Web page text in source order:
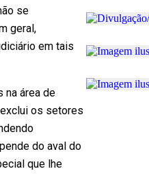
se
geral,
em tais
na área de
os setores
do aval do
que lhe